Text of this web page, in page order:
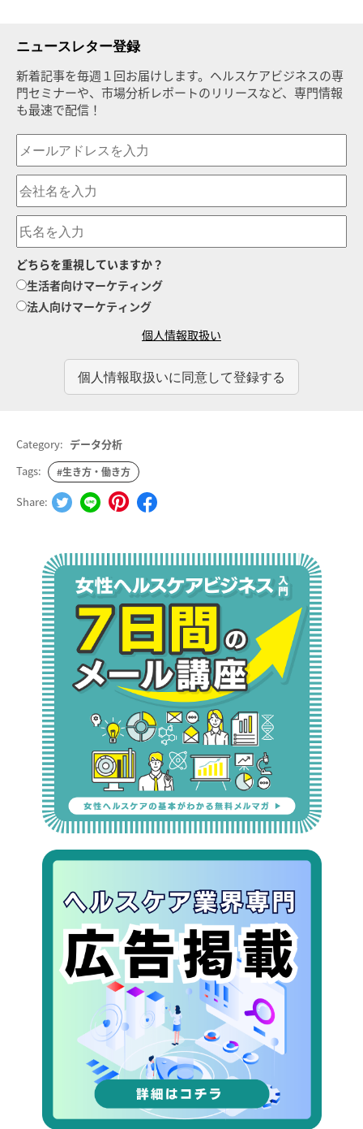
ニュースレター登録
新着記事を毎週１回お届けします。ヘルスケアビジネスの専
門セミナーや、市場分析レポートのリリースなど、専門情報
も最速で配信！
どちらを重視していますか？
生活者向けマーケティング
法人向けマーケティング
個人情報取扱い
Category: データ分析
Tags:
#生き方・働き方
Share: